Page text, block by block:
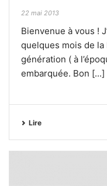
22 mai 2013
Bienvenue à vous !
quelques mois de la
génération ( à
embarquée. Bon [...]
Lire